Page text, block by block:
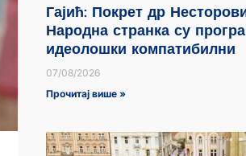
Гајић: Покрет др
Народна странка су
идеолошки компатибилни
07/08/2026
Прочитај више »